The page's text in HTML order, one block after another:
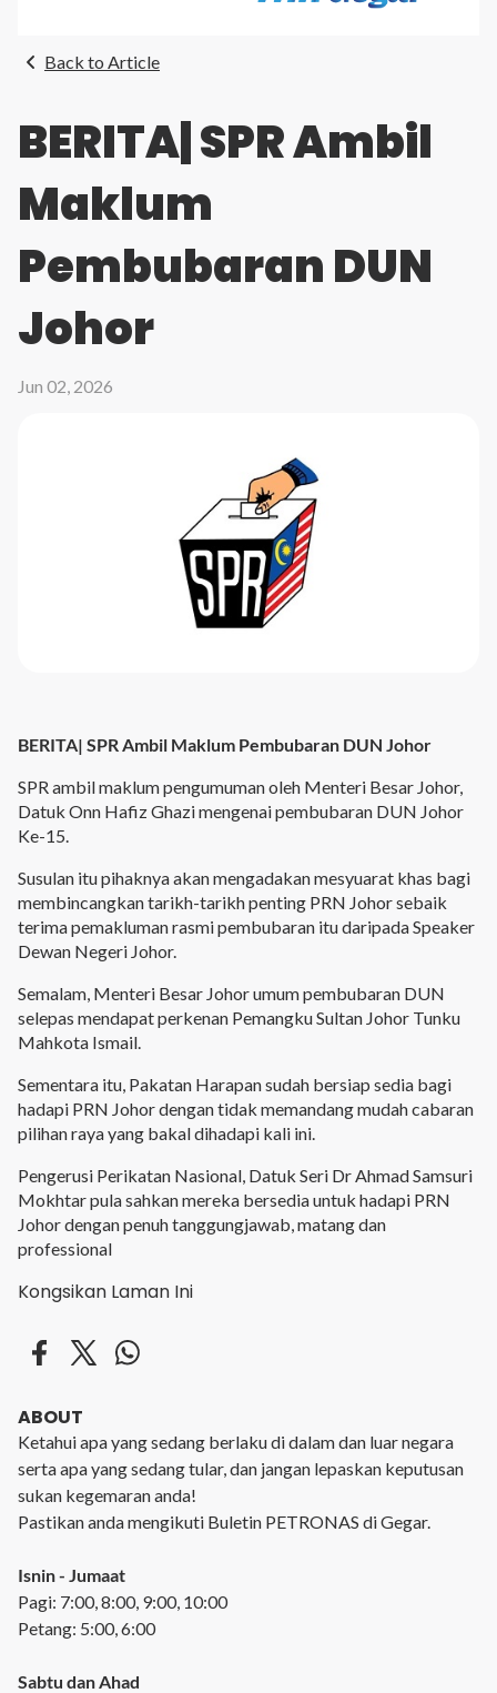
Back to Article
BERITA| SPR Ambil
Maklum
Pembubaran DUN
Johor
Jun 02, 2026
BERITA| SPR Ambil Maklum Pembubaran DUN Johor
SPR ambil maklum pengumuman oleh Menteri Besar Johor,
Datuk Onn Hafiz Ghazi mengenai pembubaran DUN Johor
Ke-15.
Susulan itu pihaknya akan mengadakan mesyuarat khas bagi
membincangkan tarikh-tarikh penting PRN Johor sebaik
terima pemakluman rasmi pembubaran itu daripada Speaker
Dewan Negeri Johor.
Semalam, Menteri Besar Johor umum pembubaran DUN
selepas mendapat perkenan Pemangku Sultan Johor Tunku
Mahkota Ismail.
Sementara itu, Pakatan Harapan sudah bersiap sedia bagi
hadapi PRN Johor dengan tidak memandang mudah cabaran
pilihan raya yang bakal dihadapi kali ini.
Pengerusi Perikatan Nasional, Datuk Seri Dr Ahmad Samsuri
Mokhtar pula sahkan mereka bersedia untuk hadapi PRN
Johor dengan penuh tanggungjawab, matang dan
professional
Kongsikan Laman Ini
ABOUT
Ketahui apa yang sedang berlaku di dalam dan luar negara
serta apa yang sedang tular, dan jangan lepaskan keputusan
sukan kegemaran anda!
Pastikan anda mengikuti Buletin PETRONAS di Gegar.
Isnin - Jumaat
Pagi: 7:00, 8:00, 9:00, 10:00
Petang: 5:00, 6:00
Sabtu dan Ahad